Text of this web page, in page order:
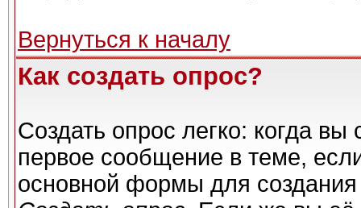
Вернуться к началу
Как создать опрос?
Создать опрос легко: когда вы
первое сообщение в теме,
основной формы для